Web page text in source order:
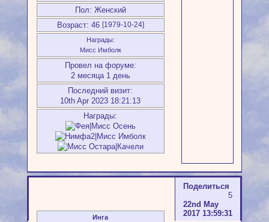
Пол: Женский
Возраст: 46 [1979-10-24]
Награды:
Мисс Имболк
Провел на форуме:
2 месяца 1 день
Последний визит:
10th Apr 2023 18:21:13
Награды:
Поделиться
5
22nd May
2017 13:59:31
Инга